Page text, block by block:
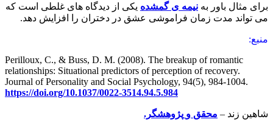
برای مثال باور به نیمه ی گمشده یکی از دیدگاه های غلطی است که
می تواند مدت زمان فراموشی عشق در دختران را افزایش دهد.
منبع:
Perilloux, C., & Buss, D. M. (2008). The breakup of romantic
relationships: Situational predictors of perception of recovery.
Journal of Personality and Social Psychology, 94(5), 984-1004.
https://doi.org/10.1037/0022-3514.94.5.984
شاهین زند – محقق و پژوهشگر.